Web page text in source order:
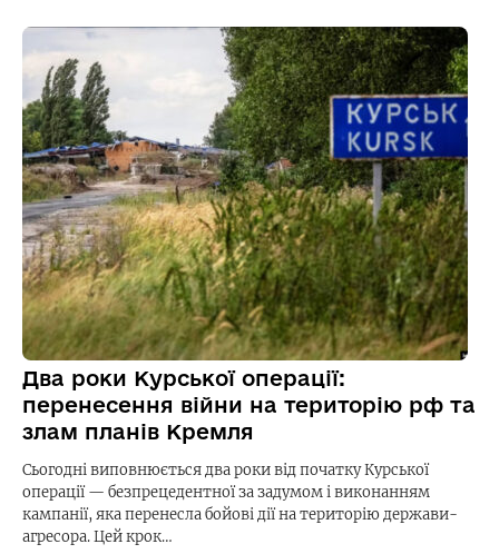
Два роки Курської операції:
перенесення війни на територію рф та
злам планів Кремля
Сьогодні виповнюється два роки від початку Курської
операції — безпрецедентної за задумом і виконанням
кампанії, яка перенесла бойові дії на територію держави-
агресора. Цей крок…